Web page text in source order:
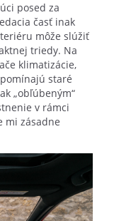
posed za
časť inak
môže slúžiť
triedy. Na
klimatizácie,
staré
„obľúbeným“
v rámci
mi zásadne